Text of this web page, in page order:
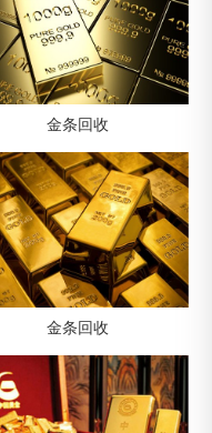
金条回收
金条回收